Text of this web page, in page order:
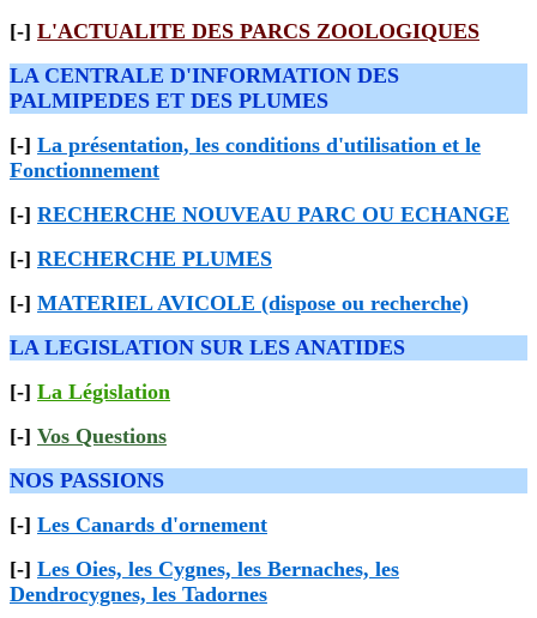
[-] L'ACTUALITE DES PARCS ZOOLOGIQUES
LA CENTRALE D'INFORMATION DES
PALMIPEDES ET DES PLUMES
[-] La présentation, les conditions d'utilisation et le
Fonctionnement
[-] RECHERCHE NOUVEAU PARC OU ECHANGE
[-] RECHERCHE PLUMES
[-] MATERIEL AVICOLE (dispose ou recherche)
LA LEGISLATION SUR LES ANATIDES
[-] La Législation
[-] Vos Questions
NOS PASSIONS
[-] Les Canards d'ornement
[-] Les Oies, les Cygnes, les Bernaches, les
Dendrocygnes, les Tadornes